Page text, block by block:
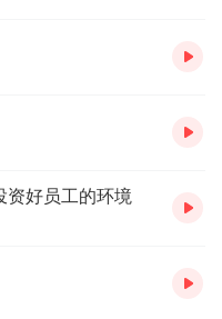
资好员工的环境